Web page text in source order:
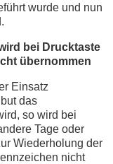
wurde und nun
bei Drucktaste
übernommen
Einsatz
das
so wird bei
Tage oder
Wiederholung der
nicht